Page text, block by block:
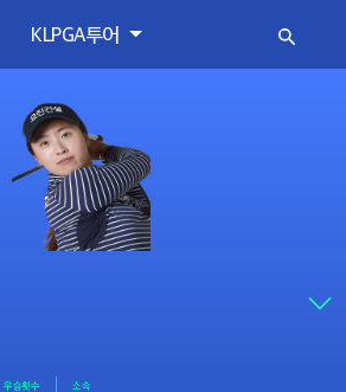
KLPGA투어
우승횟수 소속